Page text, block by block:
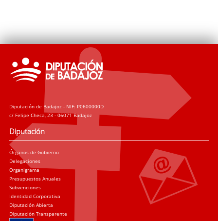
Diputación de Badajoz - NIF: P0600000D
c/ Felipe Checa, 23 - 06071 Badajoz
Diputación
Órganos de Gobierno
Delegaciones
Organigrama
Presupuestos Anuales
Subvenciones
Identidad Corporativa
Diputación Abierta
Diputación Transparente